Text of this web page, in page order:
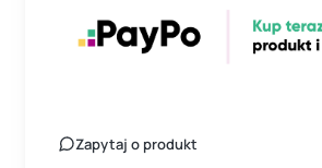
Zapytaj o produkt